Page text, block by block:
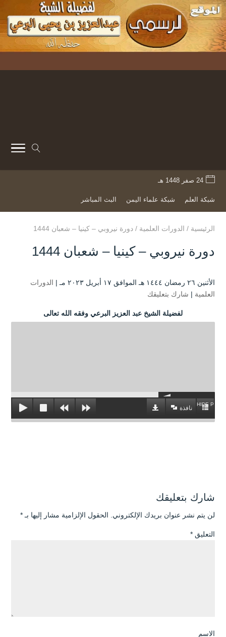
24 صفر 1448 هـ
شبكة العلم شبكة علماء اليمن البث المباشر
الرئيسية / الدورات العلمية / دورة نيروبي – كينيا – شعبان 1444
دورة نيروبي – كينيا – شعبان 1444
الأثنين ۲٦ رمضان ۱٤٤٤ هـ الموافق ۱۷ أبريل ۲۰۲۳ مـ |
الدورات
العلمية | شارك بتعليقك
لفضيلة الشيخ عبد العزيز البرعي وفقه الله تعالى
HIDE
نافذة
شارك بتعليقك
لن يتم نشر عنوان بريدك الإلكتروني. الحقول الإلزامية مشار إليها بـ *
التعليق *
الاسم